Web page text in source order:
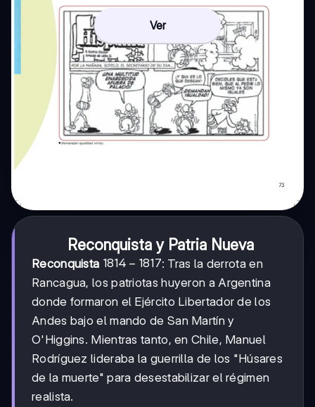
Ver
Reconquista y Patria Nueva
Reconquista 1814-
1817
1814 − 1817: Tras la derrota en
Rancagua, los patriotas huyeron a Argentina
donde formaron el Ejército Libertador de los
Andes bajo el mando de San Martín y
O'Higgins. Mientras tanto, en Chile, Manuel
Rodríguez lideraba la guerrilla de los "Húsares
de la muerte" para desestabilizar el régimen
realista.